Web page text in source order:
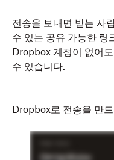
전송을 보내면 받는 사
수 있는 공유 가능한 링
Dropbox 계정이 없어
수 있습니다.
Dropbox로 전송을 만